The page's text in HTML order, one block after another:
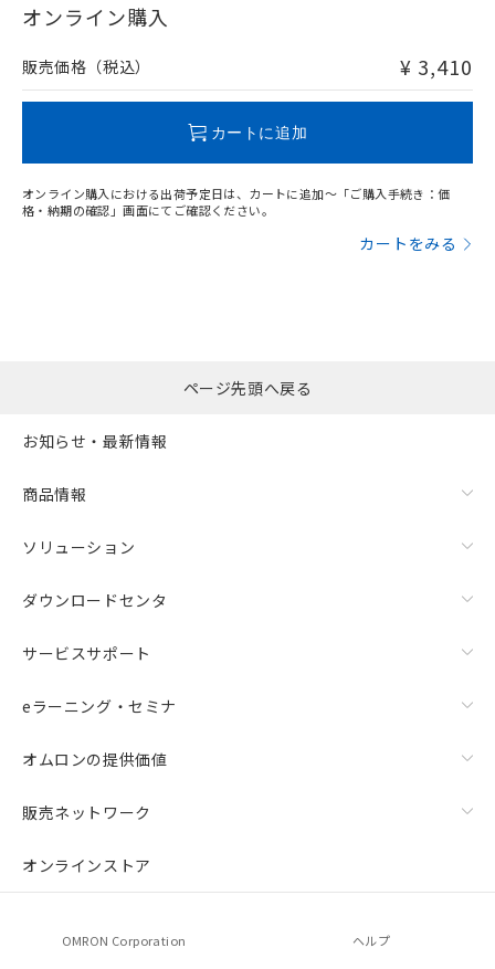
在庫等で未対応品が混在する可能性があります。
問い合わせください。
オンライン購入
販売価格（税込） ¥ 3,410
カートに追加
オンライン購入における出荷予定日は、カートに追加～「ご購入手続き：価
格・納期の確認」画面にてご確認ください。
カートをみる
ページ先頭へ戻る
お知らせ・最新情報
商品情報
ソリューション
ダウンロードセンタ
サービスサポート
eラーニング・セミナ
オムロンの提供価値
販売ネットワーク
オンラインストア
OMRON Corporation ヘルプ